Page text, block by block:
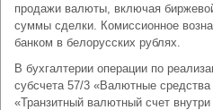
продажи валюты, включая
суммы сделки. Комиссионное
банком в белорусских рублях.
В бухгалтерии операции по
субсчета 57/3 «Валютные
«Транзитный валютный счет